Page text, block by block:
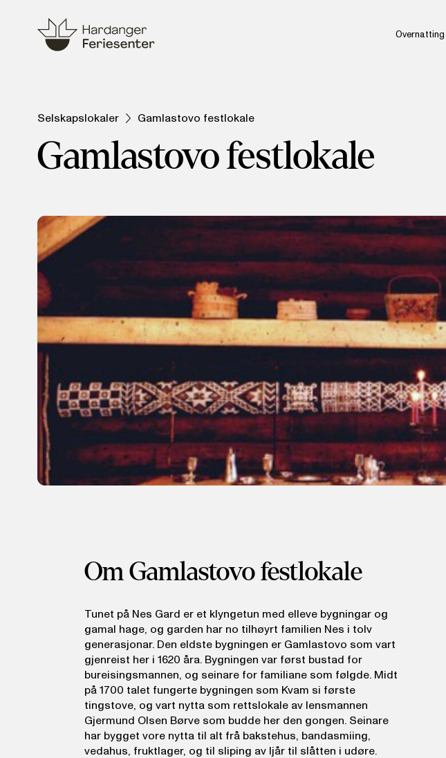
Overnatting
Selskapslokaler Gamlastovo festlokale
Gamlastovo festlokale
Om Gamlastovo festlokale
Tunet på Nes Gard er et klyngetun med elleve bygningar og
gamal hage, og garden har no tilhøyrt familien Nes i tolv
generasjonar. Den eldste bygningen er Gamlastovo som vart
gjenreist her i 1620 åra. Bygningen var først bustad for
bureisingsmannen, og seinare for familiane som følgde. Midt
på 1700 talet fungerte bygningen som Kvam si første
tingstove, og vart nytta som rettslokale av lensmannen
Gjermund Olsen Børve som budde her den gongen. Seinare
har bygget vore nytta til alt frå bakstehus, bandasmiing,
vedahus, fruktlager, og til sliping av ljår til slåtten i udøre.